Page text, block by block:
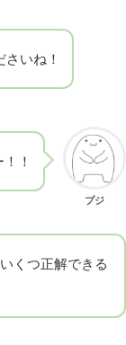
いね！
プジ
！
くつ正解できる